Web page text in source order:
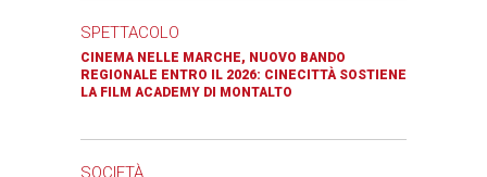
SPETTACOLO
CINEMA NELLE MARCHE, NUOVO BANDO
REGIONALE ENTRO IL 2026: CINECITTÀ SOSTIENE
LA FILM ACADEMY DI MONTALTO
SOCIETÀ